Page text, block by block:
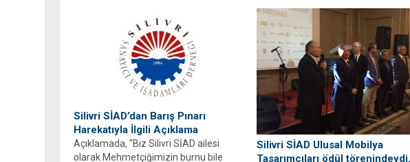
Silivri SİAD’dan Barış Pınarı
Harekatıyla İlgili Açıklama
Açıklamada, "Biz Silivri SİAD ailesi
olarak Mehmetçiğimizin burnu bile
Silivri SİAD Ulusal Mobilya
Tasarımcıları ödül törenindeydi.